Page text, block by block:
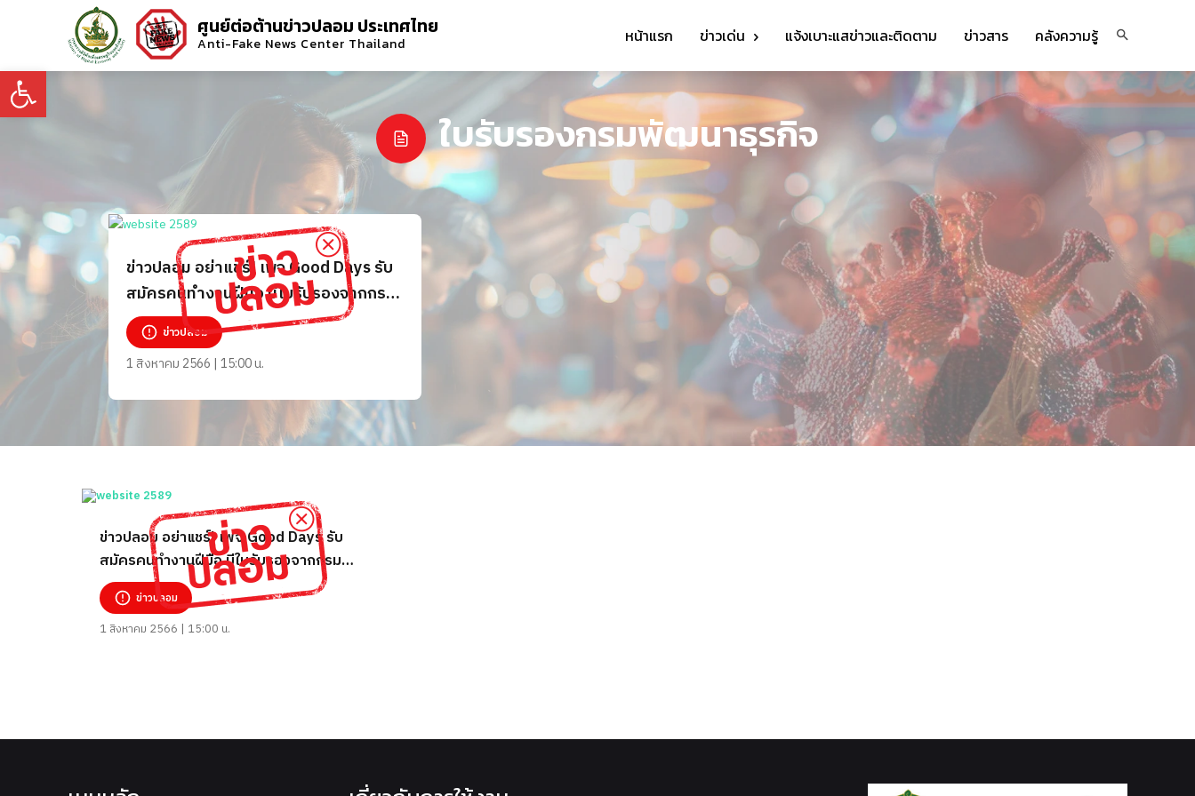
Open toolbar
ศูนย์ต่อต้านข่าวปลอม ประเทศไทย
Anti-Fake News Center Thailand หน้าแรก ข่าวเด่น แจ้งเบาะแสข่าวและติดตาม ข่าวสาร คลังความรู้
ใบรับรองกรมพัฒนาธุรกิจ
ข่าวปลอม อย่าแชร์! เพจ Good Days รับ
สมัครคนทำงานฝีมือ มีใบรับรองจากกรม
พัฒนาธุรกิจการค้า
ข่าวปลอม
1 สิงหาคม 2566 | 15:00 น.
ข่าวปลอม อย่าแชร์! เพจ Good Days รับ
สมัครคนทำงานฝีมือ มีใบรับรองจากกรม
พัฒนาธุรกิจการค้า
ข่าวปลอม
1 สิงหาคม 2566 | 15:00 น.